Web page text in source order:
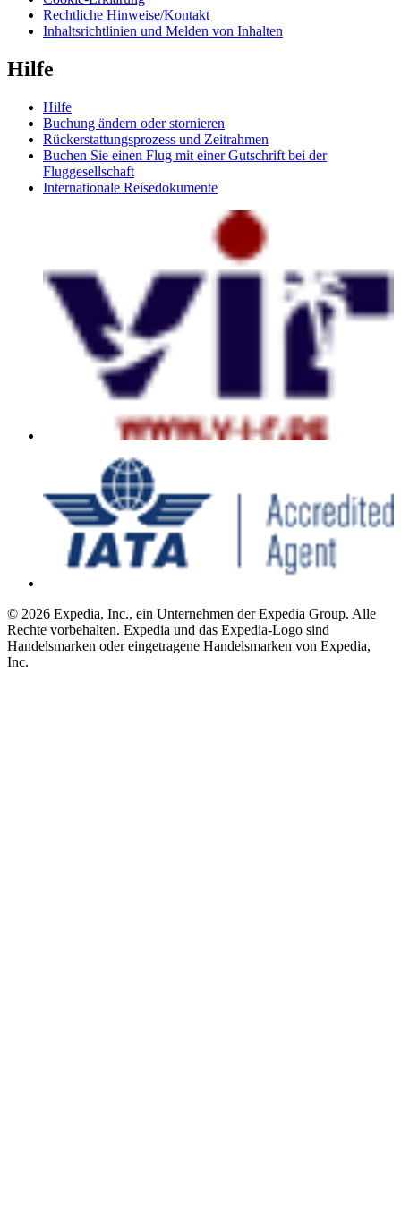
Rechtliche Hinweise/Kontakt
Inhaltsrichtlinien und Melden von Inhalten
Hilfe
Hilfe
Buchung ändern oder stornieren
Rückerstattungsprozess und Zeitrahmen
Buchen Sie einen Flug mit einer Gutschrift bei der
Fluggesellschaft
Internationale Reisedokumente
© 2026 Expedia, Inc., ein Unternehmen der Expedia Group. Alle
Rechte vorbehalten. Expedia und das Expedia-Logo sind
Handelsmarken oder eingetragene Handelsmarken von Expedia,
Inc.